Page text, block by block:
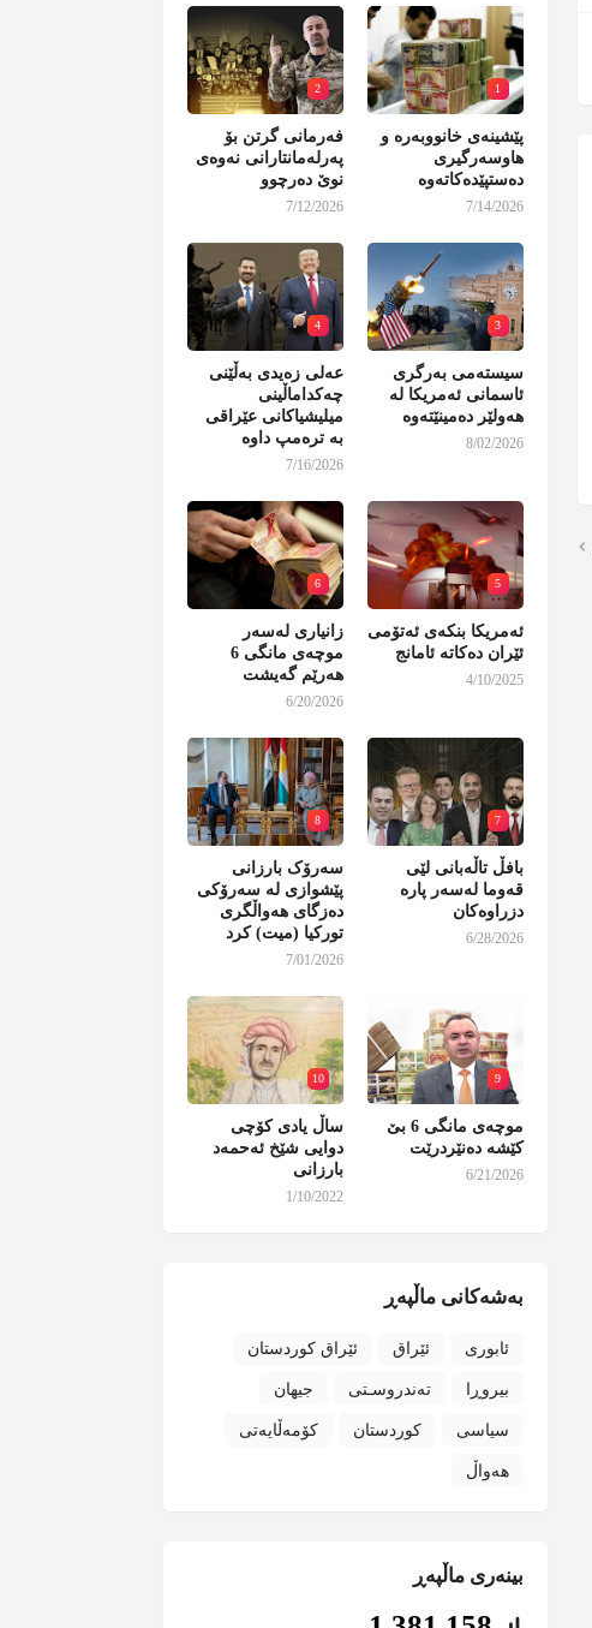
1
پێشینەی خانووبەرە و
هاوسەرگیری
دەستپێدەکاتەوە
7/14/2026
2
فەرمانی گرتن بۆ
پەرلەمانتارانی نەوەی
نوێ دەرچوو
7/12/2026
3
سیستەمی بەرگری
ئاسمانی ئەمریکا لە
هەولێر دەمینێتەوە
8/02/2026
4
عەلی زەیدی بەڵێنی
چەکداماڵینی
میلیشیاکانی عێراقی
بە ترەمپ داوە
7/16/2026
5
ئەمریکا بنکەی ئەتۆمی
ئێران دەکاتە ئامانج
4/10/2025
6
زانیاری لەسەر
موچەی مانگی 6
هەرێم گەیشت
6/20/2026
7
بافڵ تاڵەبانی لێی
قەوما لەسەر پارە
دزراوەکان
6/28/2026
8
سەرۆک بارزانی
پێشوازی لە سەرۆکی
دەزگای هەواڵگری
تورکیا (میت) کرد
7/01/2026
9
موچەی مانگی 6 بێ
کێشە دەنێردرێت
6/21/2026
10
ساڵ یادی کۆچی
دوایی شێخ ئەحمەد
بارزانی
1/10/2022
بەشەکانی ماڵپەڕ
ئابوری ئێراق ئێراق کوردستان
بیروڕا تەندروسـتی جیهان
سیاسی کوردستان کۆمەڵایەتی
هەواڵ
بینەری ماڵپەڕ